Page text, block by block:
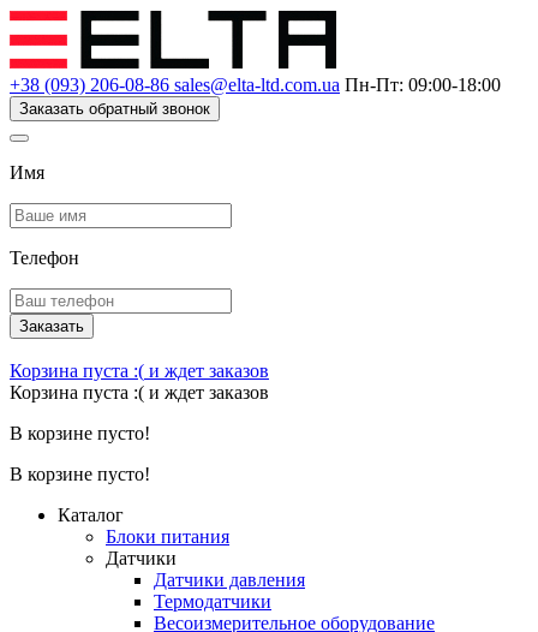
+38 (093) 206-08-86 sales@elta-ltd.com.ua Пн-Пт: 09:00-18:00
Заказать обратный звонок
Имя
Телефон
Заказать
Корзина пуста :( и ждет заказов
Корзина пуста :( и ждет заказов
В корзине пусто!
В корзине пусто!
Каталог
Блоки питания
Датчики
Датчики давления
Термодатчики
Весоизмерительное оборудование